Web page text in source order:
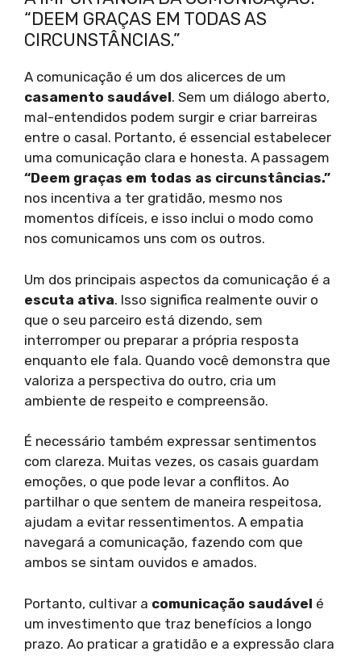
“DEEM GRAÇAS EM TODAS AS
CIRCUNSTÂNCIAS.”
A comunicação é um dos alicerces de um
casamento saudável. Sem um diálogo aberto,
mal-entendidos podem surgir e criar barreiras
entre o casal. Portanto, é essencial estabelecer
uma comunicação clara e honesta. A passagem
“Deem graças em todas as circunstâncias.”
nos incentiva a ter gratidão, mesmo nos
momentos difíceis, e isso inclui o modo como
nos comunicamos uns com os outros.
Um dos principais aspectos da comunicação é a
escuta ativa. Isso significa realmente ouvir o
que o seu parceiro está dizendo, sem
interromper ou preparar a própria resposta
enquanto ele fala. Quando você demonstra que
valoriza a perspectiva do outro, cria um
ambiente de respeito e compreensão.
É necessário também expressar sentimentos
com clareza. Muitas vezes, os casais guardam
emoções, o que pode levar a conflitos. Ao
partilhar o que sentem de maneira respeitosa,
ajudam a evitar ressentimentos. A empatia
navegará a comunicação, fazendo com que
ambos se sintam ouvidos e amados.
Portanto, cultivar a comunicação saudável é
um investimento que traz benefícios a longo
prazo. Ao praticar a gratidão e a expressão clara